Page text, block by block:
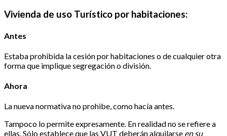
Vivienda de uso Turístico por habitaciones:
Antes
Estaba prohibida la cesión por habitaciones o de cualquier otra
forma que implique segregación o división.
Ahora
La nueva normativa no prohibe, como hacía antes.
Tampoco lo permite expresamente. En realidad no se refiere a
ellas. Sólo establece que las VUT deberán alquilarse en su